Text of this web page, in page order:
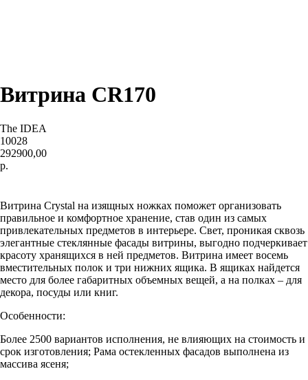
Витрина CR170
The IDEA
10028
292900,00
р.
Витрина Crystal на изящных ножках поможет организовать
правильное и комфортное хранение, став один из самых
привлекательных предметов в интерьере. Свет, проникая сквозь
элегантные стеклянные фасады витрины, выгодно подчеркивает
красоту хранящихся в ней предметов. Витрина имеет восемь
вместительных полок и три нижних ящика. В ящиках найдется
место для более габаритных объемных вещей, а на полках – для
декора, посуды или книг.
Особенности:
Более 2500 вариантов исполнения, не влияющих на стоимость и
срок изготовления; Рама остекленных фасадов выполнена из
массива ясеня;